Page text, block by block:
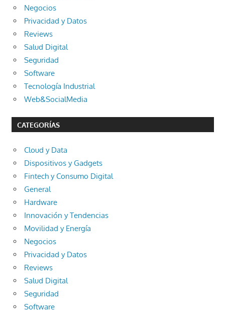
Negocios
Privacidad y Datos
Reviews
Salud Digital
Seguridad
Software
Tecnología Industrial
Web&SocialMedia
CATEGORÍAS
Cloud y Data
Dispositivos y Gadgets
Fintech y Consumo Digital
General
Hardware
Innovación y Tendencias
Movilidad y Energía
Negocios
Privacidad y Datos
Reviews
Salud Digital
Seguridad
Software